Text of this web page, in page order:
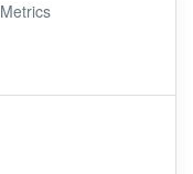
Metrics